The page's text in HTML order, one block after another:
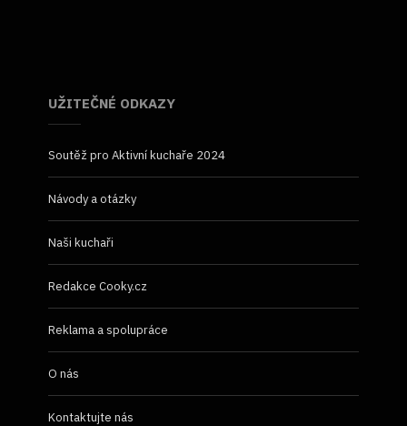
UŽITEČNÉ ODKAZY
Soutěž pro Aktivní kuchaře 2024
Návody a otázky
Naši kuchaři
Redakce Cooky.cz
Reklama a spolupráce
O nás
Kontaktujte nás